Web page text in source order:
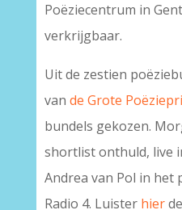
Poëziecentrum in
verkrijgbaar.
Uit de zestien
van de Grote
bundels gekozen.
shortlist onthuld, live
Andrea van Pol in het
Radio 4. Luister hier